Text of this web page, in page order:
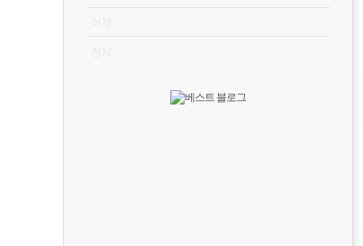
어제
전체